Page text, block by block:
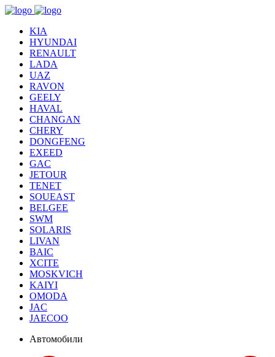
KIA
HYUNDAI
RENAULT
LADA
UAZ
RAVON
GEELY
HAVAL
CHANGAN
CHERY
DONGFENG
EXEED
GAC
JETOUR
TENET
SOUEAST
BELGEE
SWM
SOLARIS
LIVAN
BAIC
XCITE
MOSKVICH
KAIYI
OMODA
JAC
JAECOO
Автомобили